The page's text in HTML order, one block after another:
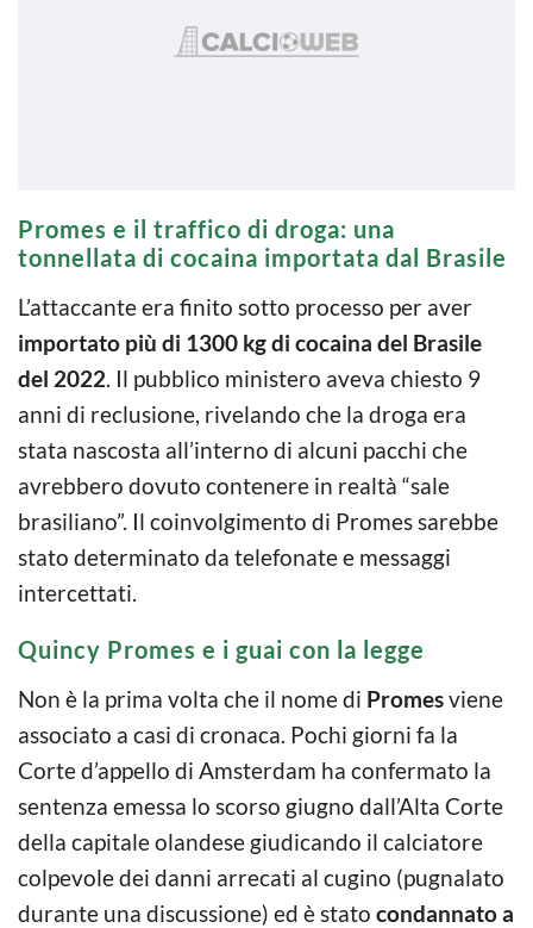
Promes e il traffico di droga: una
tonnellata di cocaina importata dal Brasile
L’attaccante era finito sotto processo per aver
importato più di 1300 kg di cocaina del Brasile
del 2022. Il pubblico ministero aveva chiesto 9
anni di reclusione, rivelando che la droga era
stata nascosta all’interno di alcuni pacchi che
avrebbero dovuto contenere in realtà “sale
brasiliano”. Il coinvolgimento di Promes sarebbe
stato determinato da telefonate e messaggi
intercettati.
Quincy Promes e i guai con la legge
Non è la prima volta che il nome di Promesviene
associato a casi di cronaca. Pochi giorni fa la
Corte d’appello di Amsterdam ha confermato la
sentenza emessa lo scorso giugno dall’Alta Corte
della capitale olandese giudicando il calciatore
colpevole dei danni arrecati al cugino (pugnalato
durante una discussione) ed è stato condannato a